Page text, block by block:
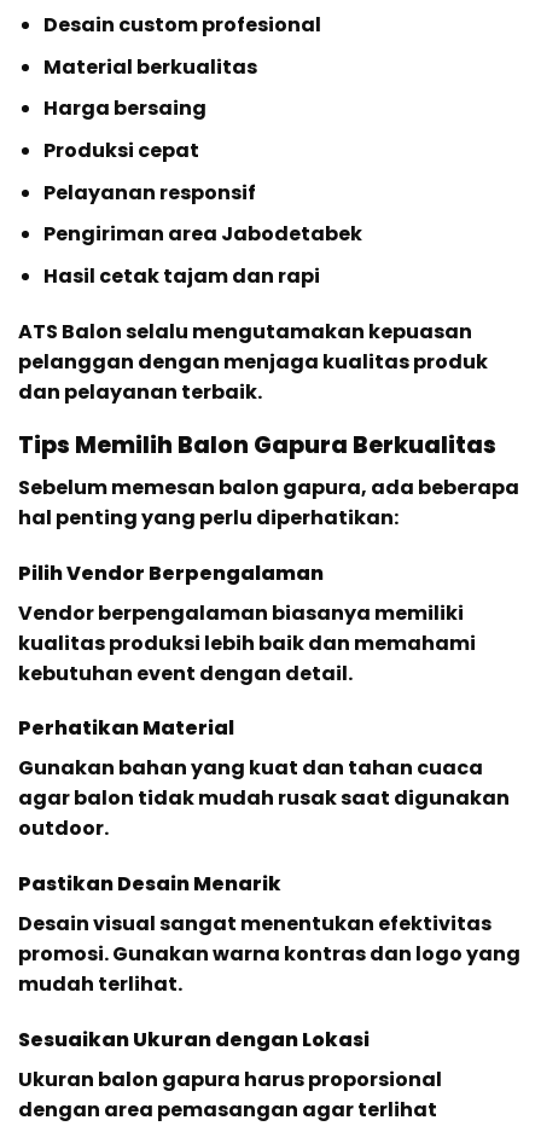
Desain custom profesional
Material berkualitas
Harga bersaing
Produksi cepat
Pelayanan responsif
Pengiriman area Jabodetabek
Hasil cetak tajam dan rapi
ATS Balon selalu mengutamakan kepuasan
pelanggan dengan menjaga kualitas produk
dan pelayanan terbaik.
Tips Memilih Balon Gapura Berkualitas
Sebelum memesan balon gapura, ada beberapa
hal penting yang perlu diperhatikan:
Pilih Vendor Berpengalaman
Vendor berpengalaman biasanya memiliki
kualitas produksi lebih baik dan memahami
kebutuhan event dengan detail.
Perhatikan Material
Gunakan bahan yang kuat dan tahan cuaca
agar balon tidak mudah rusak saat digunakan
outdoor.
Pastikan Desain Menarik
Desain visual sangat menentukan efektivitas
promosi. Gunakan warna kontras dan logo yang
mudah terlihat.
Sesuaikan Ukuran dengan Lokasi
Ukuran balon gapura harus proporsional
dengan area pemasangan agar terlihat